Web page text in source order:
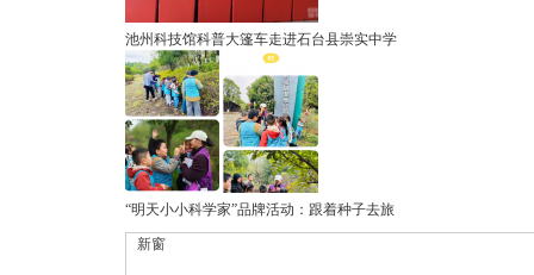
池州科技馆科普大篷车走进石台县崇实中学
“明天小小科学家”品牌活动：跟着种子去旅
新窗